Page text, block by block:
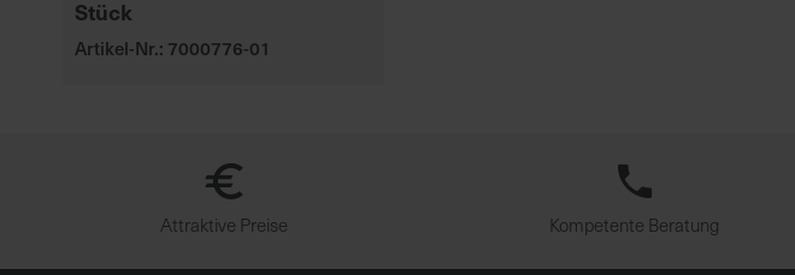
Stück
Artikel-Nr.: 7000776-01
Attraktive Preise Kompetente Beratung